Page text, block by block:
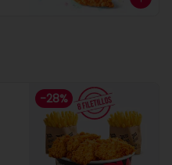
-28%